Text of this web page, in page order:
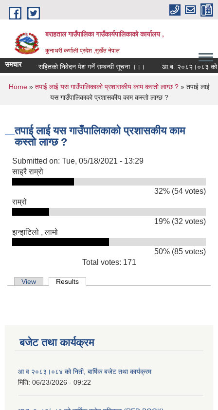
Skip to main content
बराहताल गाउँपालिका गाउँकार्यपालिकाको कार्यालय ,
कुनाथरी कर्णाली प्रदेश ,सुर्खेत नेपाल
समचार
सह-लगानी सहितको निवेदन पेश गर्ने सम्बन्धी सूचना ।।। आ.ब. २०८२।०८३ को
You are here
Home» तपाई लाई यस गाउँपालिकाको प्रशासकीय काम कस्तो लाग्छ ?» तपाई लाई
यस गाउँपालिकाको प्रशासकीय काम कस्तो लाग्छ ?
तपाई लाई यस गाउँपालिकाको प्रशासकीय काम
कस्तो लाग्छ ?
Submitted on: Tue, 05/18/2021 - 13:29
साह्रै राम्रो
32% (54 votes)
राम्रो
19% (32 votes)
झन्झटिलो , लामो
50% (85 votes)
Total votes: 171
Primary tabs
View Results
बजेट तथा कार्यक्रम
आ व २०८३।०८४ को निती, बार्षिक बजेट तथा कार्यक्रम
मिति: 06/23/2026 - 09:22